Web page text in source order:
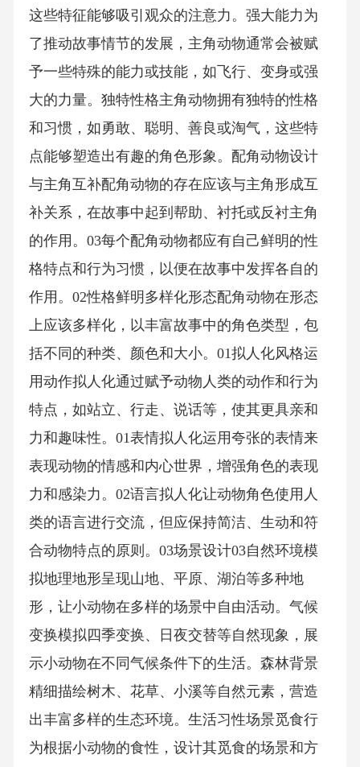
这些特征能够吸引观众的注意力。强大能力为
了推动故事情节的发展，主角动物通常会被赋
予一些特殊的能力或技能，如飞行、变身或强
大的力量。独特性格主角动物拥有独特的性格
和习惯，如勇敢、聪明、善良或淘气，这些特
点能够塑造出有趣的角色形象。配角动物设计
与主角互补配角动物的存在应该与主角形成互
补关系，在故事中起到帮助、衬托或反衬主角
的作用。03每个配角动物都应有自己鲜明的性
格特点和行为习惯，以便在故事中发挥各自的
作用。02性格鲜明多样化形态配角动物在形态
上应该多样化，以丰富故事中的角色类型，包
括不同的种类、颜色和大小。01拟人化风格运
用动作拟人化通过赋予动物人类的动作和行为
特点，如站立、行走、说话等，使其更具亲和
力和趣味性。01表情拟人化运用夸张的表情来
表现动物的情感和内心世界，增强角色的表现
力和感染力。02语言拟人化让动物角色使用人
类的语言进行交流，但应保持简洁、生动和符
合动物特点的原则。03场景设计03自然环境模
拟地理地形呈现山地、平原、湖泊等多种地
形，让小动物在多样的场景中自由活动。气候
变换模拟四季变换、日夜交替等自然现象，展
示小动物在不同气候条件下的生活。森林背景
精细描绘树木、花草、小溪等自然元素，营造
出丰富多样的生态环境。生活习性场景觅食行
为根据小动物的食性，设计其觅食的场景和方